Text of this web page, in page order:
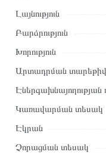
Այս ապրանքը գնելու
զամբյուղին»
կամ
Կարող եք նաև
կոնտակտային
Լայնություն
Բարձրություն
Խորություն
Արտադրման տարեթիվ
Էներգախնայողության
Կառավարման տեսակ
Էկրան
Չորացման տեսակ